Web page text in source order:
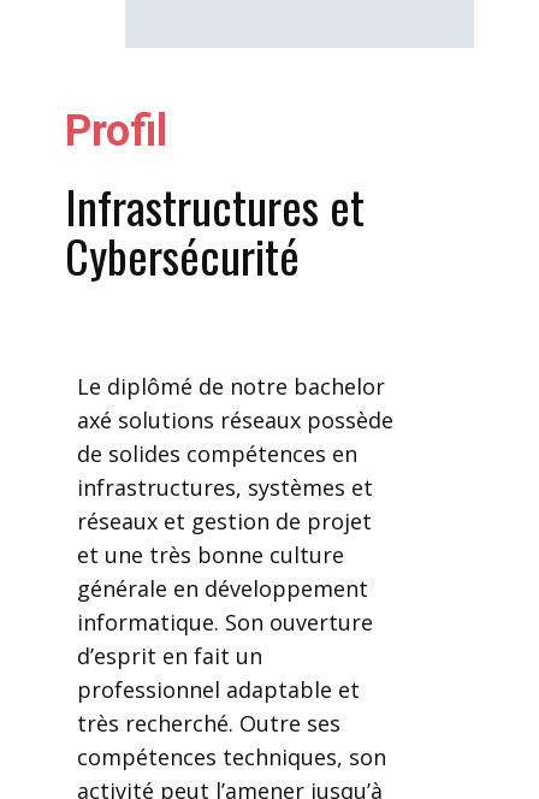
Profil
Infrastructures et
Cybersécurité
Le diplômé de notre bachelor
axé solutions réseaux possède
de solides compétences en
infrastructures, systèmes et
réseaux et gestion de projet
et une très bonne culture
générale en développement
informatique. Son ouverture
d’esprit en fait un
professionnel adaptable et
très recherché. Outre ses
compétences techniques, son
activité peut l’amener jusqu’à